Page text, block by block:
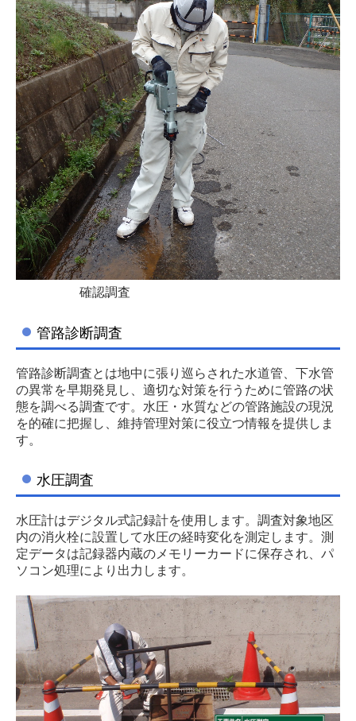
確認調査
管路診断調査
管路診断調査とは地中に張り巡らされた水道管、下水管
の異常を早期発見し、適切な対策を行うために管路の状
態を調べる調査です。水圧・水質などの管路施設の現況
を的確に把握し、維持管理対策に役立つ情報を提供しま
す。
水圧調査
水圧計はデジタル式記録計を使用します。調査対象地区
内の消火栓に設置して水圧の経時変化を測定します。測
定データは記録器内蔵のメモリーカードに保存され、パ
ソコン処理により出力します。